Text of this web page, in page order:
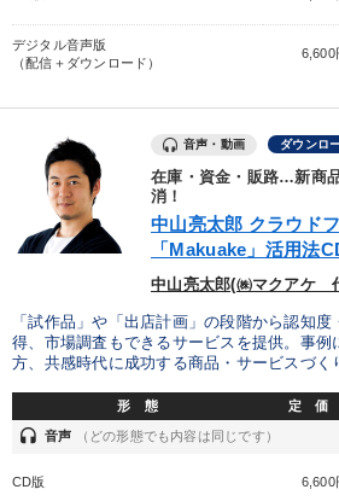
デジタル音声版
（配信＋ダウンロード）
6,600
音声・動画 ダウンロ
在庫・資金・販路…新商
消！
中山亮太郎 クラウド
「Makuake」活用法
中山亮太郎(㈱マクアケ
「試作品」や「出店計画」の段階から認知
得、市場調査もできるサービスを提供。事例
方、共感時代に成功する商品・サービスづく
形 態 定 価
headset 音声 （どの形態でも内容は同じです）
CD版 6,600